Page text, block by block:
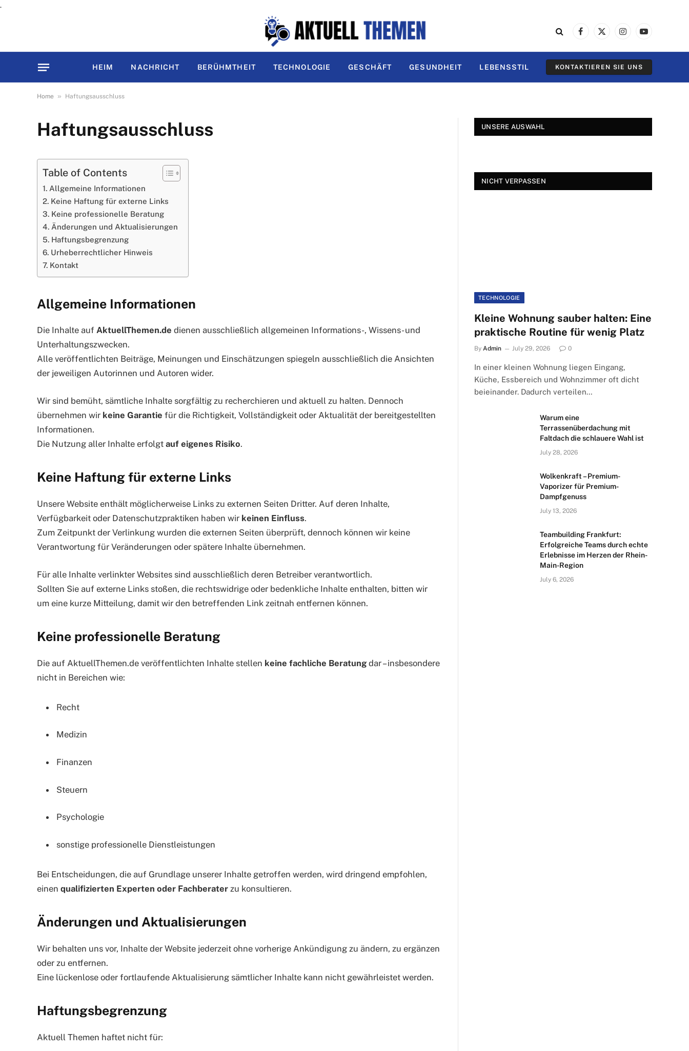
.
Facebook
X
InstagramYouTube
HEIM NACHRICHT BERÜHMTHEIT TECHNOLOGIE GESCHÄFT GESUNDHEIT LEBENSSTIL KONTAKTIEREN SIE UNS
Home » Haftungsausschluss
Haftungsausschluss
Table of Contents
Allgemeine Informationen
Keine Haftung für externe Links
Keine professionelle Beratung
Änderungen und Aktualisierungen
Haftungsbegrenzung
Urheberrechtlicher Hinweis
Kontakt
Allgemeine Informationen
Die Inhalte auf AktuellThemen.de dienen ausschließlich allgemeinen Informations-, Wissens- und
Unterhaltungszwecken.
Alle veröffentlichten Beiträge, Meinungen und Einschätzungen spiegeln ausschließlich die Ansichten
der jeweiligen Autorinnen und Autoren wider.
Wir sind bemüht, sämtliche Inhalte sorgfältig zu recherchieren und aktuell zu halten. Dennoch
übernehmen wir keine Garantie für die Richtigkeit, Vollständigkeit oder Aktualität der bereitgestellten
Informationen.
Die Nutzung aller Inhalte erfolgt auf eigenes Risiko.
Keine Haftung für externe Links
Unsere Website enthält möglicherweise Links zu externen Seiten Dritter. Auf deren Inhalte,
Verfügbarkeit oder Datenschutzpraktiken haben wir keinen Einfluss.
Zum Zeitpunkt der Verlinkung wurden die externen Seiten überprüft, dennoch können wir keine
Verantwortung für Veränderungen oder spätere Inhalte übernehmen.
Für alle Inhalte verlinkter Websites sind ausschließlich deren Betreiber verantwortlich.
Sollten Sie auf externe Links stoßen, die rechtswidrige oder bedenkliche Inhalte enthalten, bitten wir
um eine kurze Mitteilung, damit wir den betreffenden Link zeitnah entfernen können.
Keine professionelle Beratung
Die auf AktuellThemen.de veröffentlichten Inhalte stellen keine fachliche Beratung dar – insbesondere
nicht in Bereichen wie:
Recht
Medizin
Finanzen
Steuern
Psychologie
sonstige professionelle Dienstleistungen
Bei Entscheidungen, die auf Grundlage unserer Inhalte getroffen werden, wird dringend empfohlen,
einen qualifizierten Experten oder Fachberater zu konsultieren.
Änderungen und Aktualisierungen
Wir behalten uns vor, Inhalte der Website jederzeit ohne vorherige Ankündigung zu ändern, zu ergänzen
oder zu entfernen.
Eine lückenlose oder fortlaufende Aktualisierung sämtlicher Inhalte kann nicht gewährleistet werden.
Haftungsbegrenzung
Aktuell Themen haftet nicht für:
UNSERE AUSWAHL
NICHT VERPASSEN
TECHNOLOGIE
Kleine Wohnung sauber halten: Eine
praktische Routine für wenig Platz
By Admin July 29, 2026 0
In einer kleinen Wohnung liegen Eingang,
Küche, Essbereich und Wohnzimmer oft dicht
beieinander. Dadurch verteilen…
Warum eine
Terrassenüberdachung mit
Faltdach die schlauere Wahl ist
July 28, 2026
Wolkenkraft – Premium-
Vaporizer für Premium-
Dampfgenuss
July 13, 2026
Teambuilding Frankfurt:
Erfolgreiche Teams durch echte
Erlebnisse im Herzen der Rhein-
Main-Region
July 6, 2026